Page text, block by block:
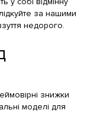
за нашими
недорого.
знижки
моделі для